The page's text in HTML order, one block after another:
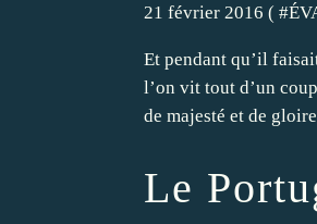
21 février 2016 ( #
Et pendant qu’il
l’on vit tout d’un
de majesté et de
Le